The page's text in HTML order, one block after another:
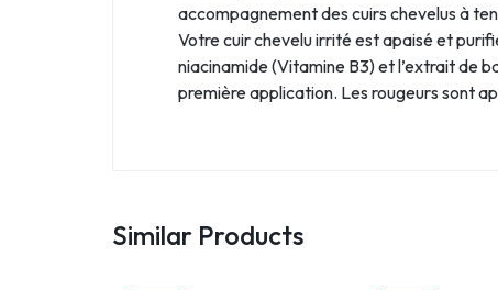
accompagnement des cuirs chevelus à
Votre cuir chevelu irrité est apaisé et
niacinamide (Vitamine B3) et l’extrait de
première application. Les rougeurs sont
Similar Products